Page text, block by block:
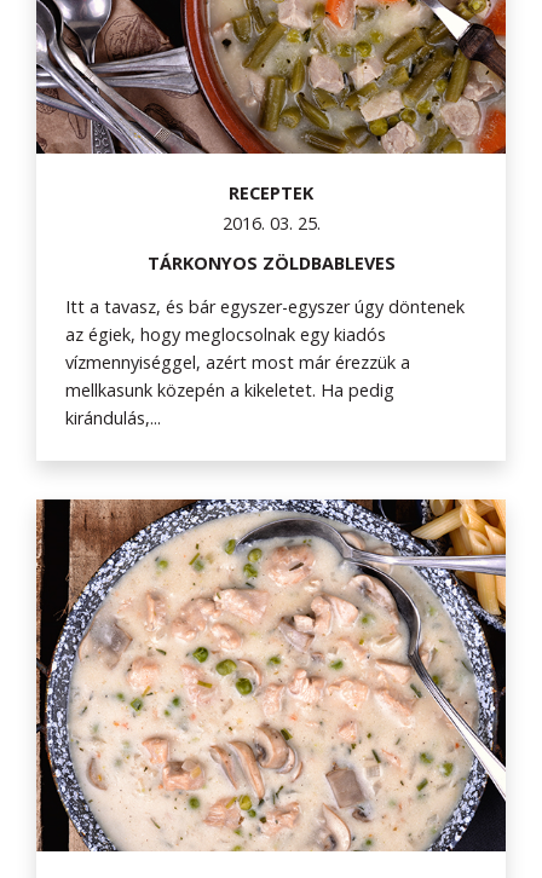
RECEPTEK
2016. 03. 25.
TÁRKONYOS ZÖLDBABLEVES
Itt a tavasz, és bár egyszer-egyszer úgy döntenek
az égiek, hogy meglocsolnak egy kiadós
vízmennyiséggel, azért most már érezzük a
mellkasunk közepén a kikeletet. Ha pedig
kirándulás,...